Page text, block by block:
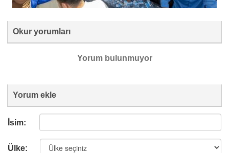
Okur yorumları
Yorum bulunmuyor
Yorum ekle
İsim:
Ülke: